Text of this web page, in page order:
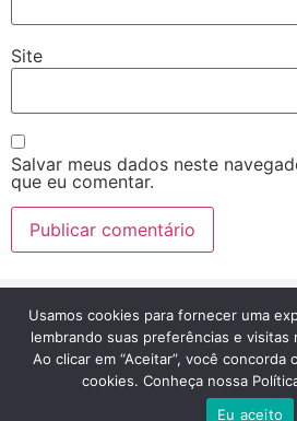
Site
Salvar meus dados neste
que eu comentar.
© 2023 ESCOLA CASTELINHO
DIREITOS
Usamos cookies para fornecer uma
lembrando suas preferências e visitas
Ao clicar em “Aceitar”, você concorda
cookies. Conheça nossa
Eu aceito